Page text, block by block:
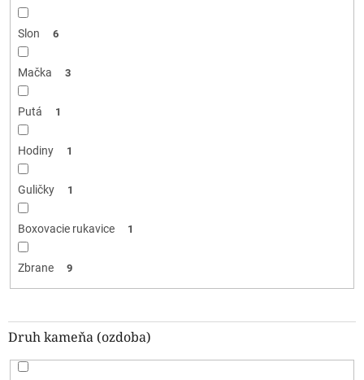
Slon 6
Mačka 3
Putá 1
Hodiny 1
Guličky 1
Boxovacie rukavice 1
Zbrane 9
Druh kameňa (ozdoba)